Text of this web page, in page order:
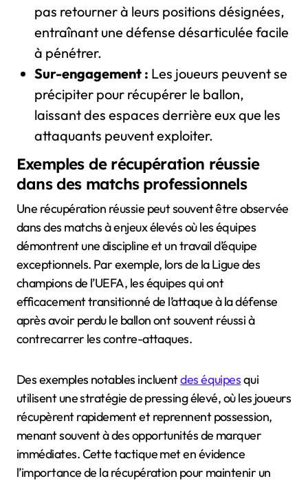
pas retourner à leurs positions désignées,
entraînant une défense désarticulée facile
à pénétrer.
Sur-engagement : Les joueurs peuvent se
précipiter pour récupérer le ballon,
laissant des espaces derrière eux que les
attaquants peuvent exploiter.
Exemples de récupération réussie
dans des matchs professionnels
Une récupération réussie peut souvent être observée
dans des matchs à enjeux élevés où les équipes
démontrent une discipline et un travail d’équipe
exceptionnels. Par exemple, lors de la Ligue des
champions de l’UEFA, les équipes qui ont
efficacement transitionné de l’attaque à la défense
après avoir perdu le ballon ont souvent réussi à
contrecarrer les contre-attaques.
Des exemples notables incluentdes équipesqui
utilisent une stratégie de pressing élevé, où les joueurs
récupèrent rapidement et reprennent possession,
menant souvent à des opportunités de marquer
immédiates. Cette tactique met en évidence
l’importance de la récupération pour maintenir un